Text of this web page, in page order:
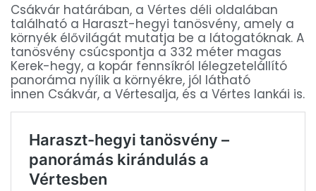
Csákvár határában, a Vértes déli oldalában
található a Haraszt-hegyi tanösvény, amely a
környék élővilágát mutatja be a látogatóknak. A
tanösvény csúcspontja a 332 méter magas
Kerek-hegy, a kopár fennsíkról lélegzetelállító
panoráma nyílik a környékre, jól látható
innen Csákvár, a Vértesalja, és a Vértes lankái is.